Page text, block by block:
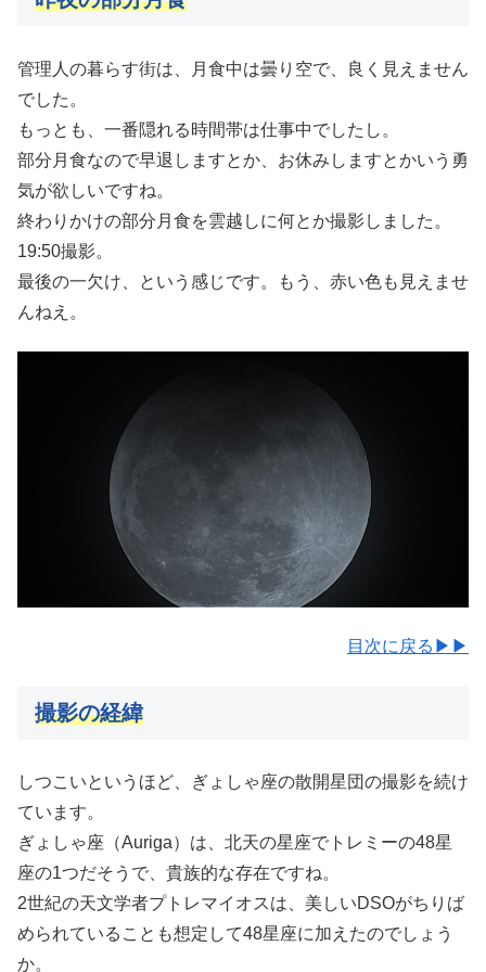
管理人の暮らす街は、月食中は曇り空で、良く見えません
でした。
もっとも、一番隠れる時間帯は仕事中でしたし。
部分月食なので早退しますとか、お休みしますとかいう勇
気が欲しいですね。
終わりかけの部分月食を雲越しに何とか撮影しました。
19:50撮影。
最後の一欠け、という感じです。もう、赤い色も見えませ
んねえ。
目次に戻る▶▶
撮影の経緯
しつこいというほど、ぎょしゃ座の散開星団の撮影を続け
ています。
ぎょしゃ座（Auriga）は、北天の星座でトレミーの48星
座の1つだそうで、貴族的な存在ですね。
2世紀の天文学者プトレマイオスは、美しいDSOがちりば
められていることも想定して48星座に加えたのでしょう
か。